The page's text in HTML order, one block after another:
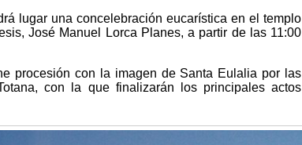
lugar una concelebración eucarística en el templo
José Manuel Lorca Planes, a partir de las 11:00
procesión con la imagen de Santa Eulalia por las
con la que finalizarán los principales actos